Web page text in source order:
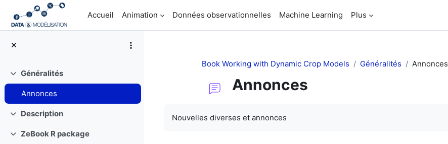
Passer au contenu principal
Accueil
Animation Données observationnelles Machine Learning Plus
Replier
Généralités
Annonces
Replier
Description
Replier
ZeBook R package
Book Working with Dynamic Crop Models
Généralités Annonces
Annonces
Nouvelles diverses et annonces